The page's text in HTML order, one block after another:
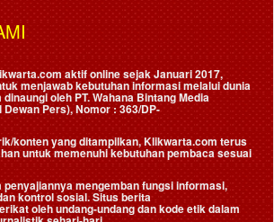
aktif online sejak Januari 2017,
menjawab kebutuhan informasi melalui dunia
oleh PT. Wahana Bintang Media
Pers), Nomor : 363/DP-
konten yang ditampilkan, Klikwarta.com terus
untuk memenuhi kebutuhan pembaca sesuai
mengemban fungsi informasi,
kontrol sosial. Situs berita
oleh undang-undang dan kode etik dalam